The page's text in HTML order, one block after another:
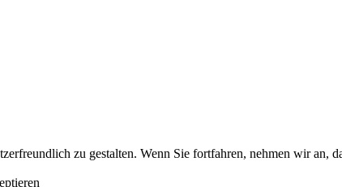
zu gestalten. Wenn Sie fortfahren, nehmen wir an,